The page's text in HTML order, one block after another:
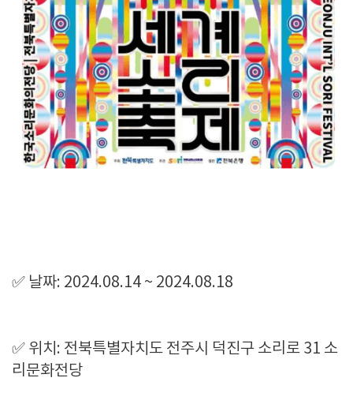
✅ 날짜: 2024.08.14 ~ 2024.08.18
✅ 위치: 전북특별자치도 전주시 덕진구 소리로 31 소
리문화전당